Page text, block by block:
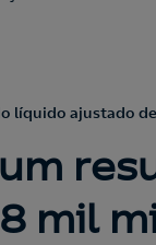
líquido ajustado
mil